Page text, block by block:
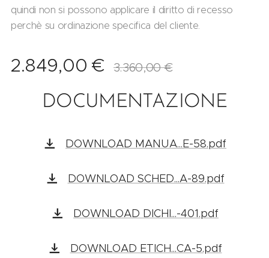
quindi non si possono applicare il diritto di recesso
perchè su ordinazione specifica del cliente.
2.849,00 € 3.360,00€
DOCUMENTAZIONE
DOWNLOAD MANUA...E-58.pdf
DOWNLOAD SCHED...A-89.pdf
DOWNLOAD DICHI...-401.pdf
DOWNLOAD ETICH...CA-5.pdf